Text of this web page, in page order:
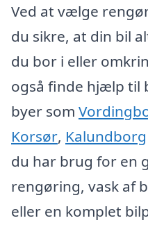
Ved at vælge
du sikre, at din bil
du bor i eller
også finde hjælp til
byer som
Korsør, Kalundborg
du har brug for en
rengøring, vask af
eller en komplet